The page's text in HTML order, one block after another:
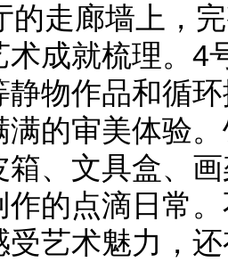
的走廊墙上，
术成就梳理。4
静物作品和循
满的审美体验
箱、文具盒、
作的点滴日常
受艺术魅力，